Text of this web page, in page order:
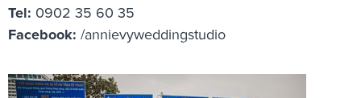
Tel: 0902 35 60 35
Facebook: /annievyweddingstudio